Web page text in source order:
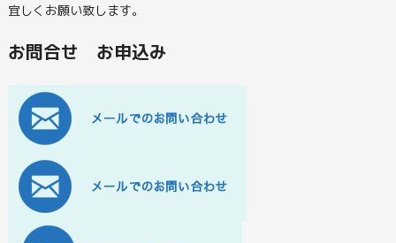
宜しくお願い致します。
お問合せ お申込み